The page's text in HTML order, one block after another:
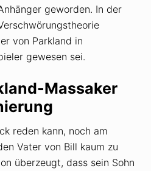
geworden. In der
von Parkland in
gewesen sei.
Massaker
reden kann, noch am
Vater von Bill kaum zu
überzeugt, dass sein Sohn